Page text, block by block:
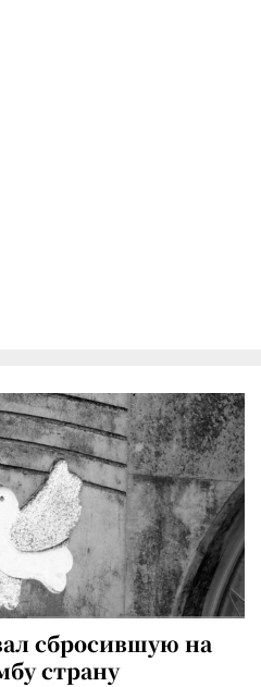
сбросившую на
страну